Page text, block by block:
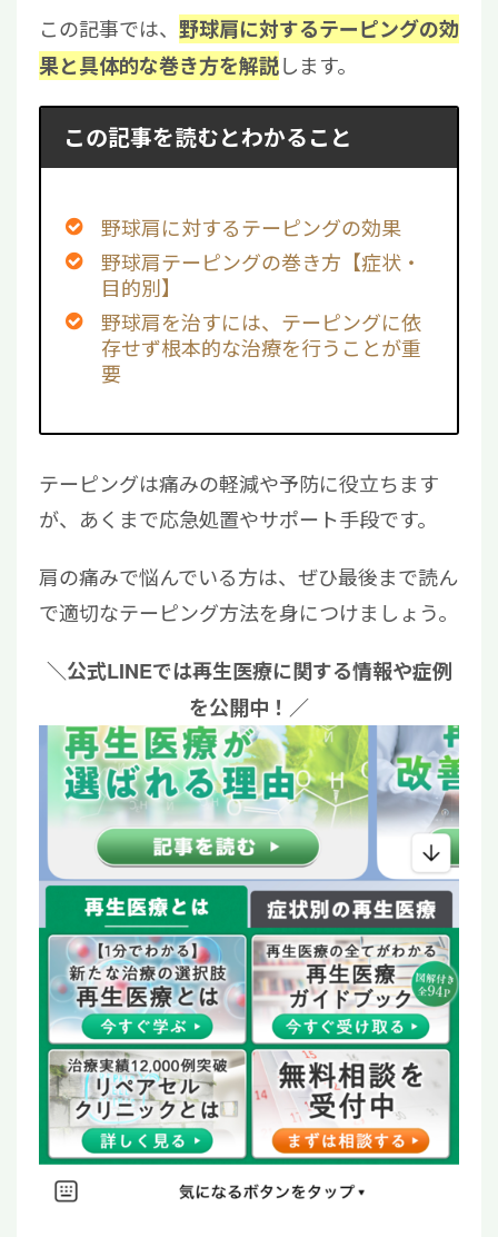
この記事では、 野球肩に対するテーピングの効
果と具体的な巻き方を解説します。
この記事を読むとわかること
野球肩に対するテーピングの効果
野球肩テーピングの巻き方【症状・
目的別】
野球肩を治すには、テーピングに依
存せず根本的な治療を行うことが重
要
テーピングは痛みの軽減や予防に役立ちます
が、あくまで応急処置やサポート手段です。
肩の痛みで悩んでいる方は、ぜひ最後まで読ん
で適切なテーピング方法を身につけましょう。
＼公式LINEでは再生医療に関する情報や症例
を公開中！／